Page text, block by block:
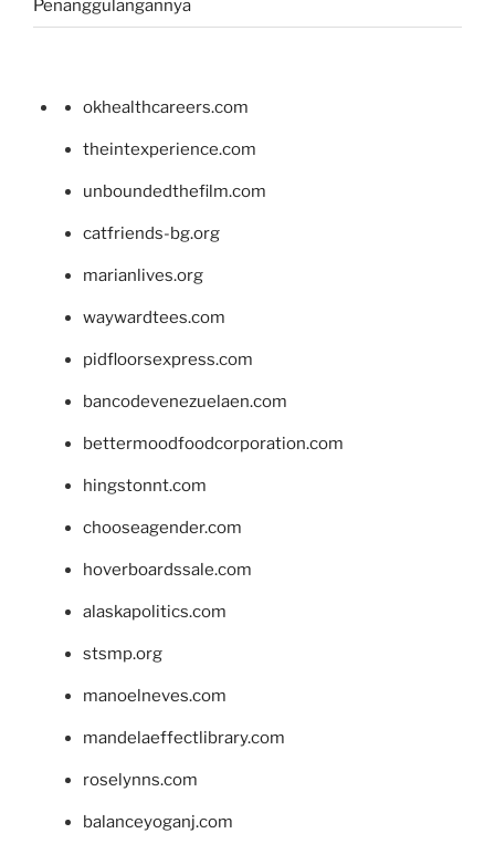
Penanggulangannya
okhealthcareers.com
theintexperience.com
unboundedthefilm.com
catfriends-bg.org
marianlives.org
waywardtees.com
pidfloorsexpress.com
bancodevenezuelaen.com
bettermoodfoodcorporation.com
hingstonnt.com
chooseagender.com
hoverboardssale.com
alaskapolitics.com
stsmp.org
manoelneves.com
mandelaeffectlibrary.com
roselynns.com
balanceyoganj.com